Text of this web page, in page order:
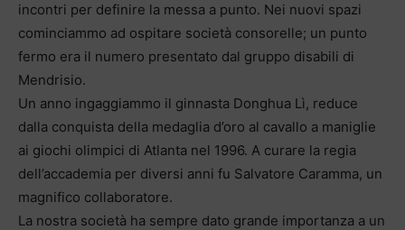
incontri per definire la messa a punto. Nei nuovi spazi
cominciammo ad ospitare società consorelle; un punto
fermo era il numero presentato dal gruppo disabili di
Mendrisio.
Un anno ingaggiammo il ginnasta Donghua Lì, reduce
dalla conquista della medaglia d’oro al cavallo a maniglie
ai giochi olimpici di Atlanta nel 1996. A curare la regia
dell’accademia per diversi anni fu Salvatore Caramma, un
magnifico collaboratore.
La nostra società ha sempre dato grande importanza a un